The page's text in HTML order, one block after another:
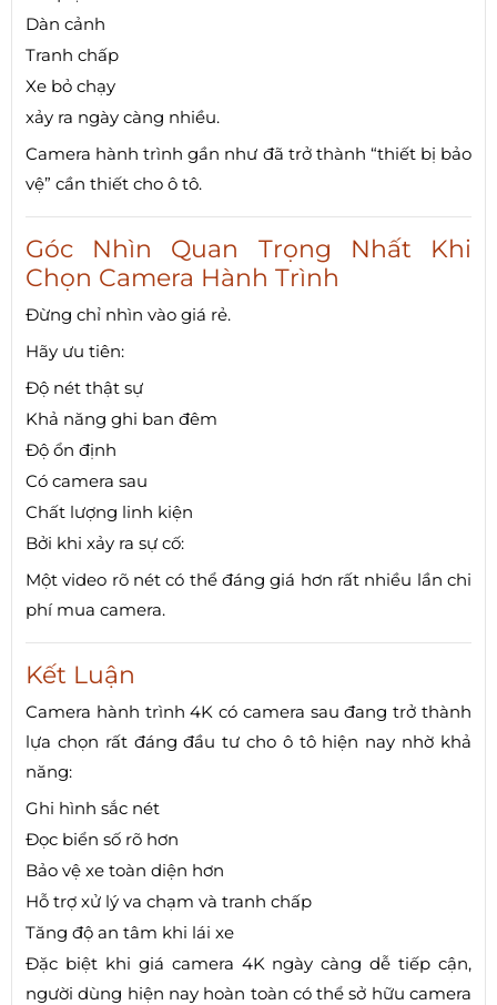
Dàn cảnh
Tranh chấp
Xe bỏ chạy
xảy ra ngày càng nhiều.
Camera hành trình gần như đã trở thành “thiết bị bảo
vệ” cần thiết cho ô tô.
Góc Nhìn Quan Trọng Nhất Khi
Chọn Camera Hành Trình
Đừng chỉ nhìn vào giá rẻ.
Hãy ưu tiên:
Độ nét thật sự
Khả năng ghi ban đêm
Độ ổn định
Có camera sau
Chất lượng linh kiện
Bởi khi xảy ra sự cố:
Một video rõ nét có thể đáng giá hơn rất nhiều lần chi
phí mua camera.
Kết Luận
Camera hành trình 4K có camera sau đang trở thành
lựa chọn rất đáng đầu tư cho ô tô hiện nay nhờ khả
năng:
Ghi hình sắc nét
Đọc biển số rõ hơn
Bảo vệ xe toàn diện hơn
Hỗ trợ xử lý va chạm và tranh chấp
Tăng độ an tâm khi lái xe
Đặc biệt khi giá camera 4K ngày càng dễ tiếp cận,
người dùng hiện nay hoàn toàn có thể sở hữu camera